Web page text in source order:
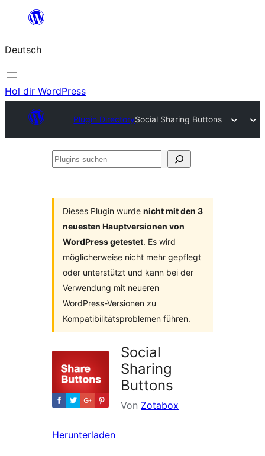
springen
Deutsch
Hol dir WordPress
Plugin DirectorySocial Sharing Buttons
Plugins
Dieses Plugin wurde nicht mit den 3
neuesten Hauptversionen von
WordPress getestet. Es wird
möglicherweise nicht mehr gepflegt
oder unterstützt und kann bei der
Verwendung mit neueren
WordPress-Versionen zu
Kompatibilitätsproblemen führen.
Social
Sharing
Buttons
Von Zotabox
Herunterladen